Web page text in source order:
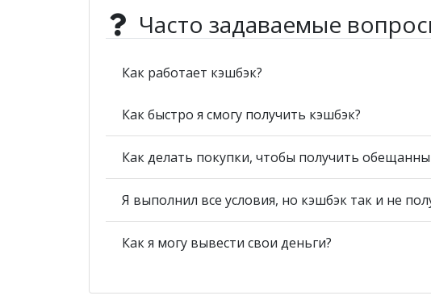
Часто задаваемые
Как работает кэшбэк?
Как быстро я смогу получить кэшбэк?
Как делать покупки, чтобы получить
Я выполнил все условия, но кэшбэк так и не
Как я могу вывести свои деньги?